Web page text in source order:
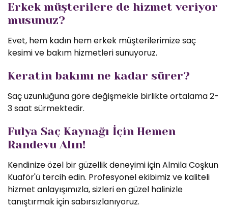
Erkek müşterilere de hizmet veriyor
musunuz?
Evet, hem kadın hem erkek müşterilerimize saç
kesimi ve bakım hizmetleri sunuyoruz.
Keratin bakımı ne kadar sürer?
Saç uzunluğuna göre değişmekle birlikte ortalama 2-
3 saat sürmektedir.
Fulya Saç Kaynağı İçin Hemen
Randevu Alın!
Kendinize özel bir güzellik deneyimi için Almila Coşkun
Kuaför'ü tercih edin. Profesyonel ekibimiz ve kaliteli
hizmet anlayışımızla, sizleri en güzel halinizle
tanıştırmak için sabırsızlanıyoruz.